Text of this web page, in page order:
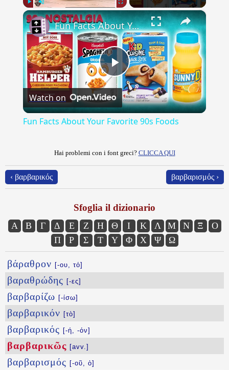
Play Unmute ×
Play
Video
Fun Facts About Your Favorite 90s Foods
Watch on
Fun Facts About Your Favorite 90s Foods
Hai problemi con i font greci? CLICCA QUI
‹ βαρβαρικός βαρβαρισμός ›
Sfoglia il dizionario
Α Β Γ Δ Ε Ζ Η Θ Ι Κ Λ Μ Ν Ξ
Ο
Π
Ρ Σ Τ Υ Φ Χ Ψ Ω
βάραθρον [-ου, τό]
βαραθρώδης [-ες]
βαρβαρίζω [-ίσω]
βαρβαρικόν [τὸ]
βαρβαρικός [-ή, -όν]
βαρβαρικῶς [avv.]
βαρβαρισμός [-οῦ, ὁ]